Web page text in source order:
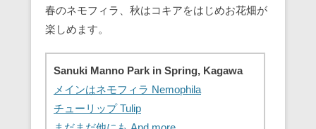
春のネモフィラ、秋はコキアをはじめお花畑が
楽しめます。
Sanuki Manno Park in Spring, Kagawa
メインはネモフィラ Nemophila
チューリップ Tulip